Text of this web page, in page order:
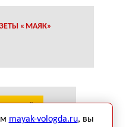
«МАЯК»
mayak-vologda.ru, вы